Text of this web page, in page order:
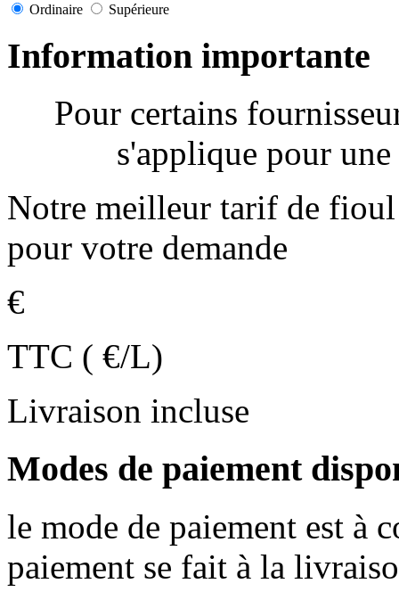
Ordinaire Supérieure
Information importante
Pour certains
s'applique pour
Notre meilleur tarif de
pour votre demande
€
TTC ( €/L)
Livraison incluse
Modes de paiement
le mode de paiement est à
paiement se fait à la